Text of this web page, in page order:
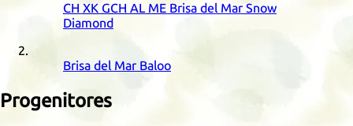
CH XK GCH AL ME Brisa del Mar Snow
Diamond
Brisa del Mar Baloo
Progenitores